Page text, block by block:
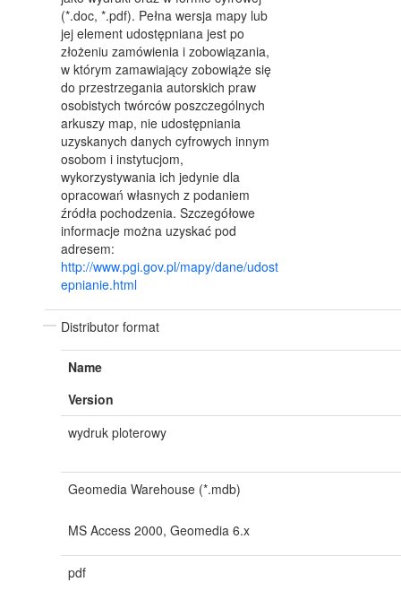
(*.doc, *.pdf). Pełna wersja mapy lub
jej element udostępniana jest po
złożeniu zamówienia i zobowiązania,
w którym zamawiający zobowiąże się
do przestrzegania autorskich praw
osobistych twórców poszczególnych
arkuszy map, nie udostępniania
uzyskanych danych cyfrowych innym
osobom i instytucjom,
wykorzystywania ich jedynie dla
opracowań własnych z podaniem
źródła pochodzenia. Szczegółowe
informacje można uzyskać pod
adresem:
http://www.pgi.gov.pl/mapy/dane/udost
epnianie.html
Distributor format
Name
Version
wydruk ploterowy
Geomedia Warehouse (*.mdb)
MS Access 2000, Geomedia 6.x
pdf